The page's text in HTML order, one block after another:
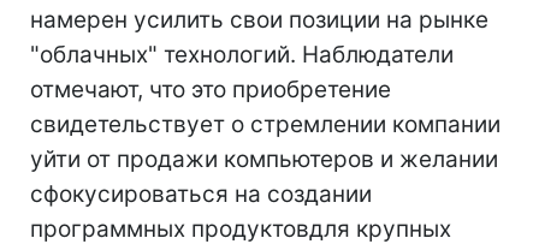
намерен усилить свои позиции на рынке
"облачных" технологий. Наблюдатели
отмечают, что это приобретение
свидетельствует о стремлении компании
уйти от продажи компьютеров и желании
сфокусироваться на создании
программных продуктовдля крупных